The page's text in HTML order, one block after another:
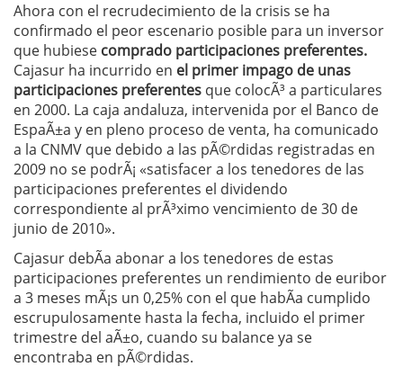
Ahora con el recrudecimiento de la crisis se ha
confirmado el peor escenario posible para un inversor
que hubiese comprado participaciones preferentes.
Cajasur ha incurrido en el primer impago de unas
participaciones preferentes que colocÃ³ a particulares
en 2000. La caja andaluza, intervenida por el Banco de
EspaÃ±a y en pleno proceso de venta, ha comunicado
a la CNMV que debido a las pÃ©rdidas registradas en
2009 no se podrÃ¡ «satisfacer a los tenedores de las
participaciones preferentes el dividendo
correspondiente al prÃ³ximo vencimiento de 30 de
junio de 2010».
Cajasur debÃ­a abonar a los tenedores de estas
participaciones preferentes un rendimiento de euribor
a 3 meses mÃ¡s un 0,25% con el que habÃ­a cumplido
escrupulosamente hasta la fecha, incluido el primer
trimestre del aÃ±o, cuando su balance ya se
encontraba en pÃ©rdidas.